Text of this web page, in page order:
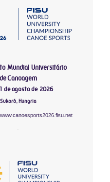
Mundial Universitário
de Canoagem
de agosto de 2026
Sukoró, Hungria
www.canoesports2026.fisu.net
-